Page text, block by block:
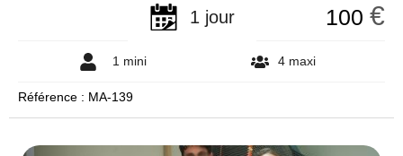
1 jour 100 €
1 mini 4 maxi
Référence : MA-139